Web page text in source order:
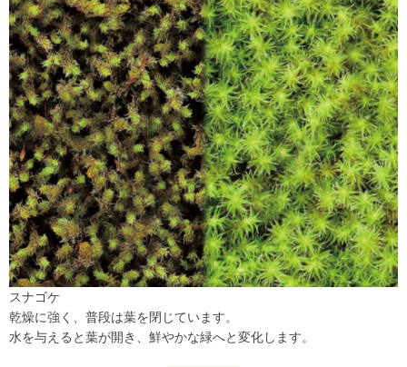
スナゴケ
乾燥に強く、普段は葉を閉じています。
水を与えると葉が開き、鮮やかな緑へと変化します。